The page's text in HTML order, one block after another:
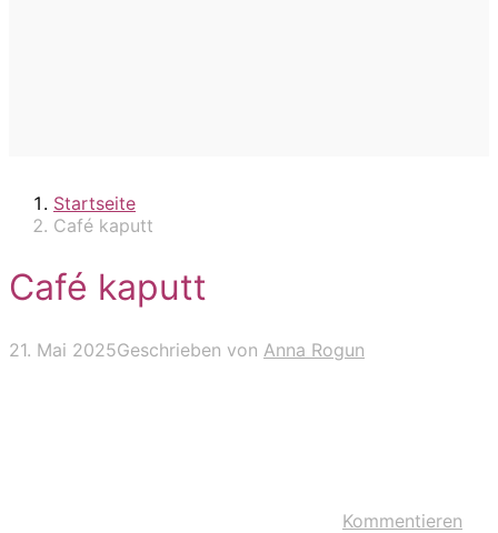
Startseite
Café kaputt
Café kaputt
21. Mai 2025Geschrieben von Anna Rogun
Kommentieren